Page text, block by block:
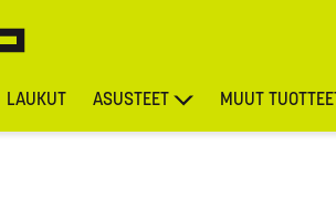
LAUKUT ASUSTEET MUUT TUOTTEET